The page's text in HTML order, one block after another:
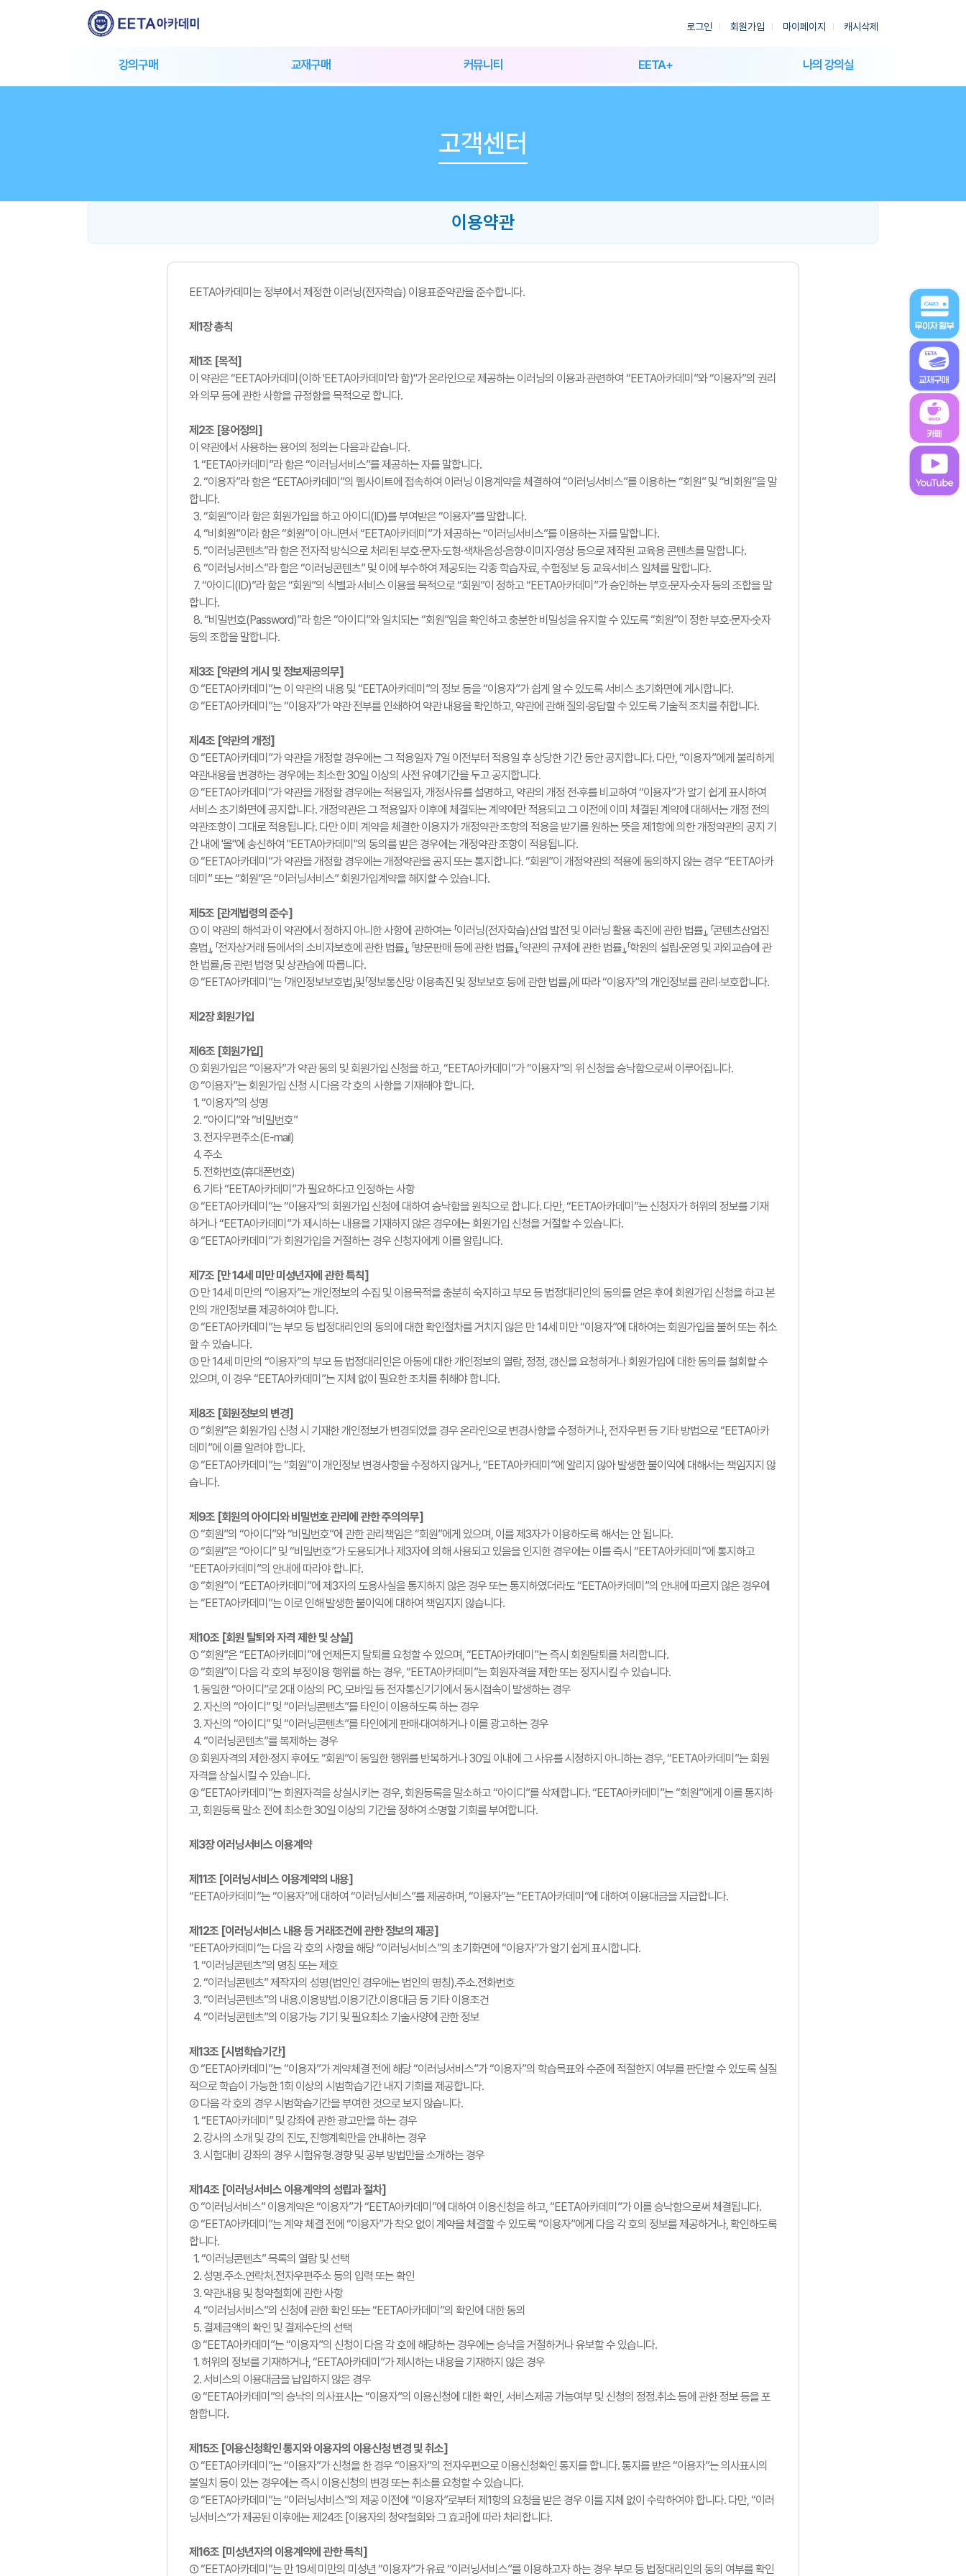
로그인 회원가입 마이페이지 캐시삭제
강의구매 교재구매 커뮤니티
무료회원 게시판
유료회원 게시판
정오표 게시판
수강후기
합격수기
EETA+ 나의 강의실
고객센터
이용약관
EETA아카데미는 정부에서 제정한 이러닝(전자학습) 이용표준약관을 준수합니다.
제1장 총칙
제1조 [목적]
이 약관은 “EETA아카데미(이하 'EETA아카데미'라 함)"가 온라인으로 제공하는 이러닝의 이용과 관련하여 “EETA아카데미”와 “이용자”의 권리
와 의무 등에 관한 사항을 규정함을 목적으로 합니다.
제2조 [용어정의]
이 약관에서 사용하는 용어의 정의는 다음과 같습니다.
1. “EETA아카데미”라 함은 “이러닝서비스”를 제공하는 자를 말합니다.
2. “이용자”라 함은 “EETA아카데미”의 웹사이트에 접속하여 이러닝 이용계약을 체결하여 “이러닝서비스”를 이용하는 “회원” 및 “비회원”을 말
합니다.
3. “회원”이라 함은 회원가입을 하고 아이디(ID)를 부여받은 “이용자”를 말합니다.
4. “비회원”이라 함은 “회원”이 아니면서 “EETA아카데미”가 제공하는 “이러닝서비스”를 이용하는 자를 말합니다.
5. “이러닝콘텐츠”라 함은 전자적 방식으로 처리된 부호·문자·도형·색채·음성·음향·이미지·영상 등으로 제작된 교육용 콘텐츠를 말합니다.
6. “이러닝서비스”라 함은 “이러닝콘텐츠” 및 이에 부수하여 제공되는 각종 학습자료, 수험정보 등 교육서비스 일체를 말합니다.
7. “아이디(ID)”라 함은 “회원”의 식별과 서비스 이용을 목적으로 “회원”이 정하고 “EETA아카데미”가 승인하는 부호·문자·숫자 등의 조합을 말
합니다.
8. “비밀번호(Password)”라 함은 “아이디”와 일치되는 “회원”임을 확인하고 충분한 비밀성을 유지할 수 있도록 “회원”이 정한 부호·문자·숫자
등의 조합을 말합니다.
제3조 [약관의 게시 및 정보제공의무]
① “EETA아카데미”는 이 약관의 내용 및 “EETA아카데미”의 정보 등을 “이용자”가 쉽게 알 수 있도록 서비스 초기화면에 게시합니다.
② “EETA아카데미”는 “이용자”가 약관 전부를 인쇄하여 약관 내용을 확인하고, 약관에 관해 질의·응답할 수 있도록 기술적 조치를 취합니다.
제4조 [약관의 개정]
① “EETA아카데미”가 약관을 개정할 경우에는 그 적용일자 7일 이전부터 적용일 후 상당한 기간 동안 공지합니다. 다만, “이용자”에게 불리하게
약관내용을 변경하는 경우에는 최소한 30일 이상의 사전 유예기간을 두고 공지합니다.
② “EETA아카데미”가 약관을 개정할 경우에는 적용일자, 개정사유를 설명하고, 약관의 개정 전·후를 비교하여 “이용자”가 알기 쉽게 표시하여
서비스 초기화면에 공지합니다. 개정약관은 그 적용일자 이후에 체결되는 계약에만 적용되고 그 이전에 이미 체결된 계약에 대해서는 개정 전의
약관조항이 그대로 적용됩니다. 다만 이미 계약을 체결한 이용자가 개정약관 조항의 적용을 받기를 원하는 뜻을 제1항에 의한 개정약관의 공지 기
간 내에 '몰"에 송신하여 "EETA아카데미"의 동의를 받은 경우에는 개정약관 조항이 적용됩니다.
③ “EETA아카데미”가 약관을 개정할 경우에는 개정약관을 공지 또는 통지합니다. “회원”이 개정약관의 적용에 동의하지 않는 경우 “EETA아카
데미” 또는 “회원”은 “이러닝서비스” 회원가입계약을 해지할 수 있습니다.
제5조 [관계법령의 준수]
① 이 약관의 해석과 이 약관에서 정하지 아니한 사항에 관하여는 「이러닝(전자학습)산업 발전 및 이러닝 활용 촉진에 관한 법률」, 「콘텐츠산업진
흥법」, 「전자상거래 등에서의 소비자보호에 관한 법률」, 「방문판매 등에 관한 법률」,「약관의 규제에 관한 법률」,「학원의 설립·운영 및 과외교습에 관
한 법률」등 관련 법령 및 상관습에 따릅니다.
② “EETA아카데미”는 「개인정보보호법」및「정보통신망 이용촉진 및 정보보호 등에 관한 법률」에 따라 “이용자”의 개인정보를 관리·보호합니다.
제2장 회원가입
제6조 [회원가입]
① 회원가입은 “이용자”가 약관 동의 및 회원가입 신청을 하고, “EETA아카데미”가 “이용자”의 위 신청을 승낙함으로써 이루어집니다.
② “이용자”는 회원가입 신청 시 다음 각 호의 사항을 기재해야 합니다.
1. “이용자”의 성명
2. “아이디”와 “비밀번호”
3. 전자우편주소(E-mail)
4. 주소
5. 전화번호(휴대폰번호)
6. 기타 “EETA아카데미”가 필요하다고 인정하는 사항
③ “EETA아카데미”는 “이용자”의 회원가입 신청에 대하여 승낙함을 원칙으로 합니다. 다만, “EETA아카데미”는 신청자가 허위의 정보를 기재
하거나 “EETA아카데미”가 제시하는 내용을 기재하지 않은 경우에는 회원가입 신청을 거절할 수 있습니다.
④ “EETA아카데미”가 회원가입을 거절하는 경우 신청자에게 이를 알립니다.
제7조 [만 14세 미만 미성년자에 관한 특칙]
① 만 14세 미만의 “이용자”는 개인정보의 수집 및 이용목적을 충분히 숙지하고 부모 등 법정대리인의 동의를 얻은 후에 회원가입 신청을 하고 본
인의 개인정보를 제공하여야 합니다.
② “EETA아카데미”는 부모 등 법정대리인의 동의에 대한 확인절차를 거치지 않은 만 14세 미만 “이용자”에 대하여는 회원가입을 불허 또는 취소
할 수 있습니다.
③ 만 14세 미만의 “이용자”의 부모 등 법정대리인은 아동에 대한 개인정보의 열람, 정정, 갱신을 요청하거나 회원가입에 대한 동의를 철회할 수
있으며, 이 경우 “EETA아카데미”는 지체 없이 필요한 조치를 취해야 합니다.
제8조 [회원정보의 변경]
① “회원”은 회원가입 신청 시 기재한 개인정보가 변경되었을 경우 온라인으로 변경사항을 수정하거나, 전자우편 등 기타 방법으로 “EETA아카
데미”에 이를 알려야 합니다.
② “EETA아카데미”는 “회원”이 개인정보 변경사항을 수정하지 않거나, “EETA아카데미”에 알리지 않아 발생한 불이익에 대해서는 책임지지 않
습니다.
제9조 [회원의 아이디와 비밀번호 관리에 관한 주의의무]
① “회원”의 “아이디”와 “비밀번호”에 관한 관리책임은 “회원”에게 있으며, 이를 제3자가 이용하도록 해서는 안 됩니다.
② “회원”은 “아이디” 및 “비밀번호”가 도용되거나 제3자에 의해 사용되고 있음을 인지한 경우에는 이를 즉시 “EETA아카데미”에 통지하고
“EETA아카데미”의 안내에 따라야 합니다.
③ “회원”이 “EETA아카데미”에 제3자의 도용사실을 통지하지 않은 경우 또는 통지하였더라도 “EETA아카데미”의 안내에 따르지 않은 경우에
는 “EETA아카데미”는 이로 인해 발생한 불이익에 대하여 책임지지 않습니다.
제10조 [회원 탈퇴와 자격 제한 및 상실]
① “회원”은 “EETA아카데미”에 언제든지 탈퇴를 요청할 수 있으며, “EETA아카데미”는 즉시 회원탈퇴를 처리합니다.
② “회원”이 다음 각 호의 부정이용 행위를 하는 경우, “EETA아카데미”는 회원자격을 제한 또는 정지시킬 수 있습니다.
1. 동일한 “아이디”로 2대 이상의 PC, 모바일 등 전자통신기기에서 동시접속이 발생하는 경우
2. 자신의 “아이디” 및 “이러닝콘텐츠”를 타인이 이용하도록 하는 경우
3. 자신의 “아이디” 및 “이러닝콘텐츠”를 타인에게 판매·대여하거나 이를 광고하는 경우
4. “이러닝콘텐츠”를 복제하는 경우
③ 회원자격의 제한·정지 후에도 “회원”이 동일한 행위를 반복하거나 30일 이내에 그 사유를 시정하지 아니하는 경우, “EETA아카데미”는 회원
자격을 상실시킬 수 있습니다.
④ “EETA아카데미”는 회원자격을 상실시키는 경우, 회원등록을 말소하고 “아이디”를 삭제합니다. “EETA아카데미”는 “회원”에게 이를 통지하
고, 회원등록 말소 전에 최소한 30일 이상의 기간을 정하여 소명할 기회를 부여합니다.
제3장 이러닝서비스 이용계약
제11조 [이러닝서비스 이용계약의 내용]
“EETA아카데미”는 “이용자”에 대하여 “이러닝서비스”를 제공하며, “이용자”는 “EETA아카데미”에 대하여 이용대금을 지급합니다.
제12조 [이러닝서비스 내용 등 거래조건에 관한 정보의 제공]
“EETA아카데미”는 다음 각 호의 사항을 해당 “이러닝서비스”의 초기화면에 “이용자”가 알기 쉽게 표시합니다.
1. “이러닝콘텐츠”의 명칭 또는 제호
2. “이러닝콘텐츠” 제작자의 성명(법인인 경우에는 법인의 명칭).주소.전화번호
3. “이러닝콘텐츠”의 내용.이용방법.이용기간.이용대금 등 기타 이용조건
4. “이러닝콘텐츠”의 이용가능 기기 및 필요최소 기술사양에 관한 정보
제13조 [시범학습기간]
① “EETA아카데미”는 “이용자”가 계약체결 전에 해당 “이러닝서비스”가 “이용자”의 학습목표와 수준에 적절한지 여부를 판단할 수 있도록 실질
적으로 학습이 가능한 1회 이상의 시범학습기간 내지 기회를 제공합니다.
② 다음 각 호의 경우 시범학습기간을 부여한 것으로 보지 않습니다.
1. “EETA아카데미” 및 강좌에 관한 광고만을 하는 경우
2. 강사의 소개 및 강의 진도, 진행계획만을 안내하는 경우
3. 시험대비 강좌의 경우 시험유형.경향 및 공부 방법만을 소개하는 경우
제14조 [이러닝서비스 이용계약의 성립과 절차]
① “이러닝서비스” 이용계약은 “이용자”가 “EETA아카데미”에 대하여 이용신청을 하고, “EETA아카데미”가 이를 승낙함으로써 체결됩니다.
② “EETA아카데미”는 계약 체결 전에 “이용자”가 착오 없이 계약을 체결할 수 있도록 “이용자”에게 다음 각 호의 정보를 제공하거나, 확인하도록
합니다.
1. “이러닝콘텐츠” 목록의 열람 및 선택
2. 성명.주소.연락처.전자우편주소 등의 입력 또는 확인
3. 약관내용 및 청약철회에 관한 사항
4. “이러닝서비스”의 신청에 관한 확인 또는 “EETA아카데미”의 확인에 대한 동의
5. 결제금액의 확인 및 결제수단의 선택
③ “EETA아카데미”는 “이용자”의 신청이 다음 각 호에 해당하는 경우에는 승낙을 거절하거나 유보할 수 있습니다.
1. 허위의 정보를 기재하거나, “EETA아카데미”가 제시하는 내용을 기재하지 않은 경우
2. 서비스의 이용대금을 납입하지 않은 경우
④ “EETA아카데미”의 승낙의 의사표시는 “이용자”의 이용신청에 대한 확인, 서비스제공 가능여부 및 신청의 정정.취소 등에 관한 정보 등을 포
함합니다.
제15조 [이용신청확인 통지와 이용자의 이용신청 변경 및 취소]
① “EETA아카데미”는 “이용자”가 신청을 한 경우 “이용자”의 전자우편으로 이용신청확인 통지를 합니다. 통지를 받은 “이용자”는 의사표시의
불일치 등이 있는 경우에는 즉시 이용신청의 변경 또는 취소를 요청할 수 있습니다.
② “EETA아카데미”는 “이러닝서비스”의 제공 이전에 “이용자”로부터 제1항의 요청을 받은 경우 이를 지체 없이 수락하여야 합니다. 다만, “이러
닝서비스”가 제공된 이후에는 제24조 [이용자의 청약철회와 그 효과]에 따라 처리합니다.
제16조 [미성년자의 이용계약에 관한 특칙]
① “EETA아카데미”는 만 19세 미만의 미성년 “이용자”가 유료 “이러닝서비스”를 이용하고자 하는 경우 부모 등 법정대리인의 동의 여부를 확인